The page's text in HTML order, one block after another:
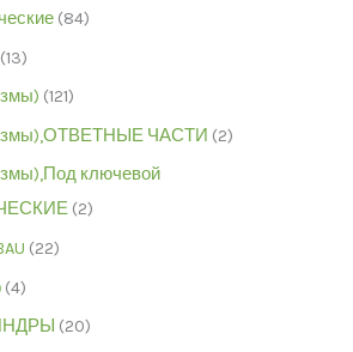
(84)
(13)
(121)
ЧАСТИ (2)
ключевой
(2)
(22)
(4)
(20)